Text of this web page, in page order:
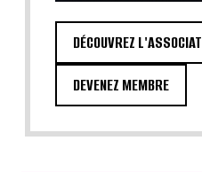
DÉCOUVREZ
DEVENEZ MEMBRE